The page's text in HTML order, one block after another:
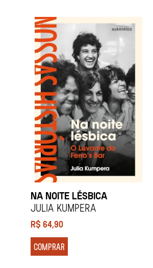
NA NOITE LÉSBICA
Julia Kumpera
R$64,90
COMPRAR